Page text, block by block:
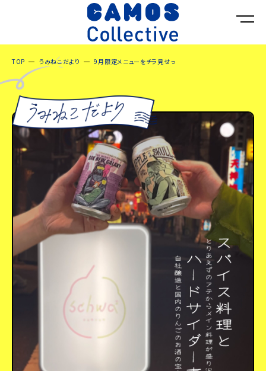
TOP うみねこだより 9月限定メニューをチラ見せっ